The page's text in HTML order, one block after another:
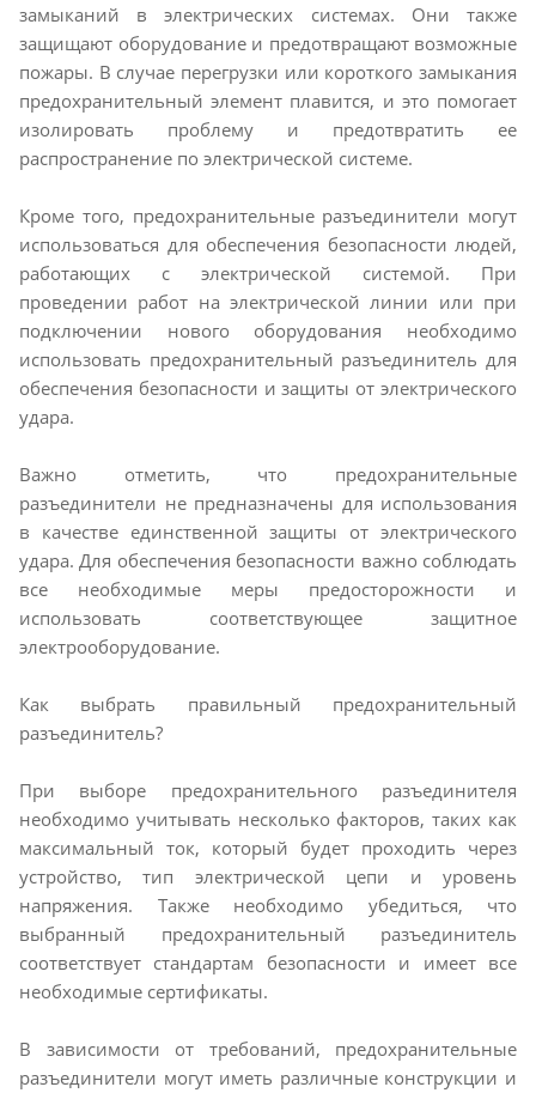
замыканий в электрических системах. Они также
защищают оборудование и предотвращают возможные
пожары. В случае перегрузки или короткого замыкания
предохранительный элемент плавится, и это помогает
изолировать проблему и предотвратить ее
распространение по электрической системе.
Кроме того, предохранительные разъединители могут
использоваться для обеспечения безопасности людей,
работающих с электрической системой. При
проведении работ на электрической линии или при
подключении нового оборудования необходимо
использовать предохранительный разъединитель для
обеспечения безопасности и защиты от электрического
удара.
Важно отметить, что предохранительные
разъединители не предназначены для использования
в качестве единственной защиты от электрического
удара. Для обеспечения безопасности важно соблюдать
все необходимые меры предосторожности и
использовать соответствующее защитное
электрооборудование.
Как выбрать правильный предохранительный
разъединитель?
При выборе предохранительного разъединителя
необходимо учитывать несколько факторов, таких как
максимальный ток, который будет проходить через
устройство, тип электрической цепи и уровень
напряжения. Также необходимо убедиться, что
выбранный предохранительный разъединитель
соответствует стандартам безопасности и имеет все
необходимые сертификаты.
В зависимости от требований, предохранительные
разъединители могут иметь различные конструкции и